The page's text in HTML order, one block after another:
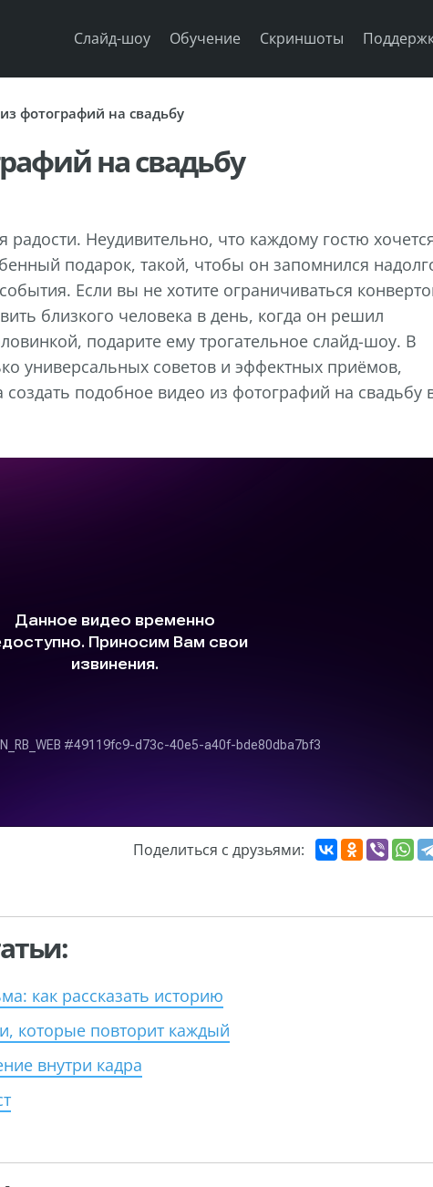
Слайд-шоу Обучение Скриншоты
фотографий на свадьбу
на свадьбу
радости. Неудивительно, что каждому гостю
подарок, такой, чтобы он запомнился
Если вы не хотите ограничиваться
близкого человека в день, когда он решил
подарите ему трогательное слайд-шоу. В
универсальных советов и эффектных приёмов,
создать подобное видео из фотографий на свадьбу
Поделиться с друзьями:
как рассказать историю
которые повторит каждый
внутри кадра